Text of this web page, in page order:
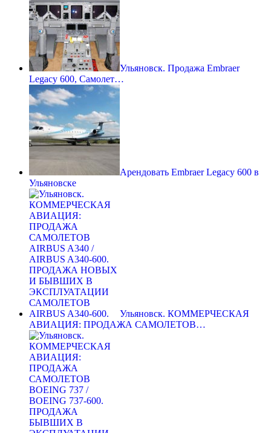
Ульяновск. Продажа Embraer
Legacy 600, Самолет…
Арендовать Embraer Legacy 600 в
Ульяновске
Ульяновск. КОММЕРЧЕСКАЯ
АВИАЦИЯ: ПРОДАЖА САМОЛЕТОВ…